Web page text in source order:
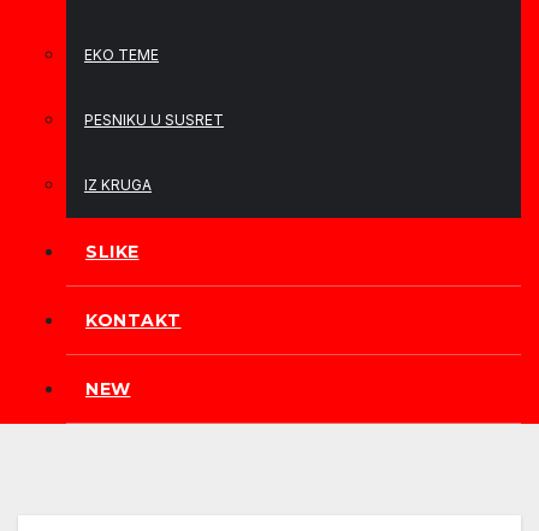
EKO TEME
PESNIKU U SUSRET
IZ KRUGA
SLIKE
KONTAKT
NEW